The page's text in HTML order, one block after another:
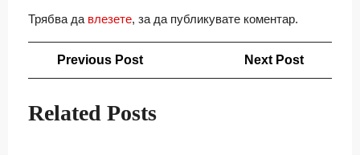
Трябва да влезете, за да публикувате коментар.
Навигация
Previous PostPrevious
Next Post
Related Posts